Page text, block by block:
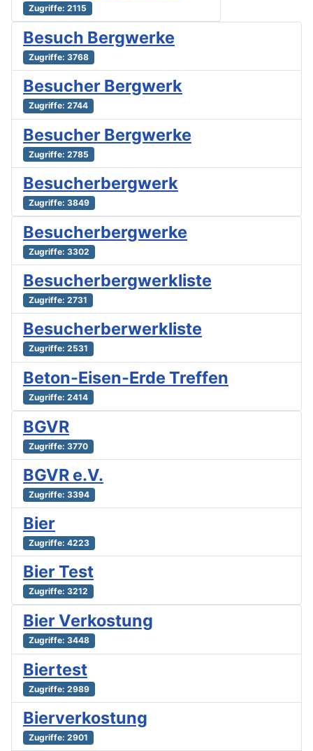
Zugriffe: 2115
Besuch Bergwerke
Zugriffe: 3768
Besucher Bergwerk
Zugriffe: 2744
Besucher Bergwerke
Zugriffe: 2785
Besucherbergwerk
Zugriffe: 3849
Besucherbergwerke
Zugriffe: 3302
Besucherbergwerkliste
Zugriffe: 2731
Besucherberwerkliste
Zugriffe: 2531
Beton-Eisen-Erde Treffen
Zugriffe: 2414
BGVR
Zugriffe: 3770
BGVR e.V.
Zugriffe: 3394
Bier
Zugriffe: 4223
Bier Test
Zugriffe: 3212
Bier Verkostung
Zugriffe: 3448
Biertest
Zugriffe: 2989
Bierverkostung
Zugriffe: 2901